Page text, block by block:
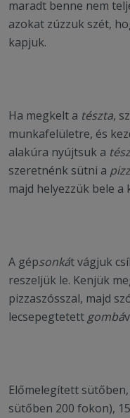
maradt benne nem
azokat zúzzuk szét,
kapjuk.
Ha megkelt a tészta,
munkafelületre, és
alakúra nyújtsuk a
szeretnénk sütni a
majd helyezzük bele
A gépsonkát vágjuk
reszeljük le. Kenjük
pizzaszósszal, majd
lecsepegtetett gombá
Előmelegített
sütőben 200 fokon),